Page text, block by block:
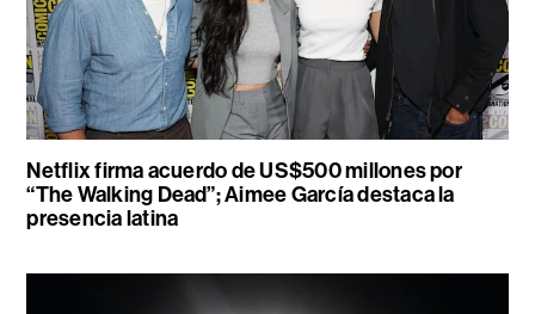
Netflix firma acuerdo de US$500 millones por
“The Walking Dead”; Aimee García destaca la
presencia latina